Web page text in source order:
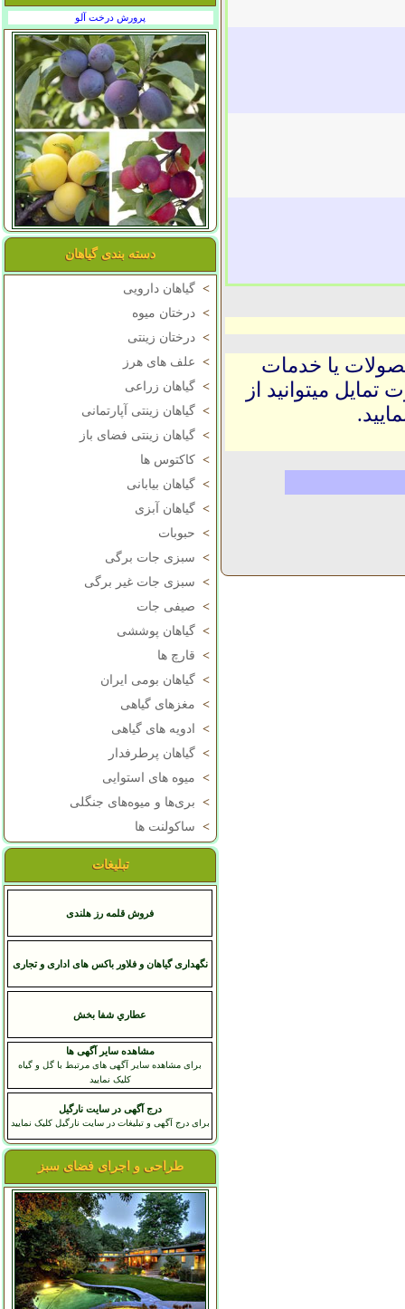
پرورش درخت آلو
دسته بندی گیاهان
> گیاهان دارویی
> درختان میوه
> درختان زینتی
> علف های هرز
> گیاهان زراعی
> گیاهان زینتی آپارتمانی
> گیاهان زینتی فضای باز
> کاکتوس ها
> گیاهان بیابانی
> گیاهان آبزی
> حبوبات
> سبزی جات برگی
> سبزی جات غیر برگی
> صیفی جات
> گیاهان پوششی
> قارچ ها
> گیاهان بومی ایران
> مغزهای گیاهی
>
ادویه های گیاهی
> گیاهان پرطرفدار
> میوه های استوایی
> بری‌ها و میوه‌های جنگلی
> ساکولنت ها
تبلیغات
فروش قلمه رز هلندی
نگهداری گیاهان و فلاور باکس های اداری و تجاری
عطاري شفا بخش
مشاهده سایر آگهی ها
برای مشاهده سایر آگهی های مرتبط با گل و گیاه
کلیک نمایید
درج آگهی در سایت نارگیل
برای درج آگهی و تبلیغات در سایت نارگیل کلیک نمایید
طراحی و اجرای فضای سبز
یا خدمات
میتوانید از